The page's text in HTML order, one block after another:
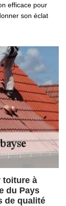
efficace pour
son éclat
toiture à
du Pays
de qualité